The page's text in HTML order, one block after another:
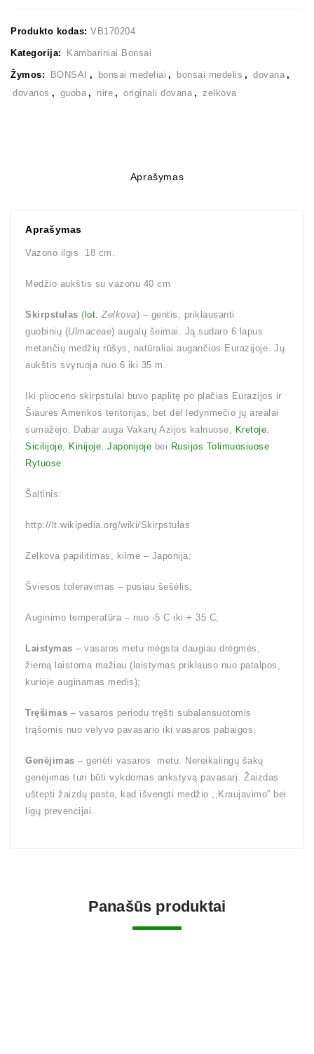
Produkto kodas: VB170204
Kategorija: Kambariniai Bonsai
Žymos: BONSAI , bonsai medeliai , bonsai medelis , dovana ,
dovanos , guoba , nire , originali dovana , zelkova
Aprašymas
Aprašymas
Vazono ilgis 18 cm.
Medžio aukštis su vazonu 40 cm
Skirpstulas ( lot. Zelkova) – gentis, priklausanti
guobinių (Ulmaceae) augalų šeimai. Ją sudaro 6 lapus
metančių medžių rūšys, natūraliai augančios Eurazijoje. Jų
aukštis svyruoja nuo 6 iki 35 m.
Iki plioceno skirpstulai buvo paplitę po plačias Eurazijos ir
Šiaurės Amerikos teritorijas, bet dėl ledynmečio jų arealai
sumažėjo. Dabar auga Vakarų Azijos kalnuose, Kretoje,
Sicilijoje, Kinijoje, Japonijoje bei Rusijos Tolimuosiuose
Rytuose.
Šaltinis:
http://lt.wikipedia.org/wiki/Skirpstulas
Zelkova papilitimas, kilmė – Japonija;
Šviesos toleravimas – pusiau šešėlis;
Auginimo temperatūra – nuo -5 C iki + 35 C;
Laistymas – vasaros metu mėgsta daugiau drėgmės,
žiemą laistoma mažiau (laistymas priklauso nuo patalpos,
kurioje auginamas medis);
Tręšimas – vasaros periodu tręšti subalansuotomis
trąšomis nuo vėlyvo pavasario iki vasaros pabaigos;
Genėjimas – genėti vasaros metu. Nereikalingų šakų
genėjimas turi būti vykdomas ankstyvą pavasarį. Žaizdas
uštepti žaizdų pasta, kad išvengti medžio ,,Kraujavimo” bei
ligų prevencijai.
Panašūs produktai